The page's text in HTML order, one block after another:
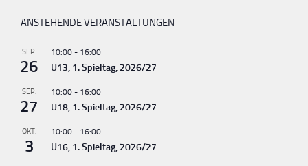
ANSTEHENDE VERANSTALTUNGEN
SEP.
26
10:00 - 16:00
U13, 1. Spieltag, 2026/27
SEP.
27
10:00 - 16:00
U18, 1. Spieltag, 2026/27
OKT.
3
10:00 - 16:00
U16, 1. Spieltag, 2026/27